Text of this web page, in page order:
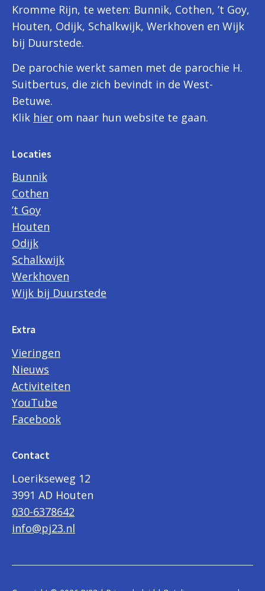
Kromme Rijn, te weten: Bunnik, Cothen, ’t Goy,
Houten, Odijk, Schalkwijk, Werkhoven en Wijk
bij Duurstede.
De parochie werkt samen met de parochie H.
Suitbertus, die zich bevindt in de West-
Betuwe.
Klik hier om naar hun website te gaan.
Locaties
Bunnik
Cothen
’t Goy
Houten
Odijk
Schalkwijk
Werkhoven
Wijk bij Duurstede
Extra
Vieringen
Nieuws
Activiteiten
YouTube
Facebook
Contact
Loerikseweg 12
3991 AD Houten
030-6378642
info@pj23.nl